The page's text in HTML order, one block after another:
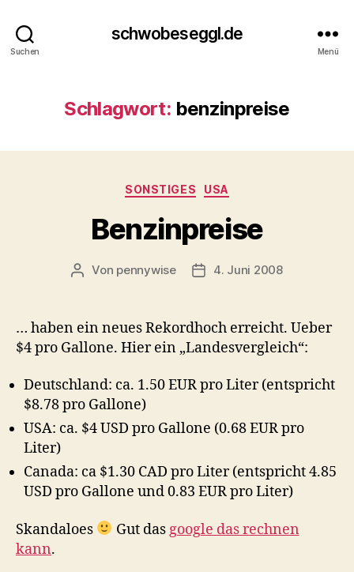
Suchen
schwobeseggl.de
Menü
Schlagwort: benzinpreise
Kategorien
SONSTIGES USA
Benzinpreise
Beitragsautor
Von pennywise Veröffentlichungsdatum
4. Juni 2008
… haben ein neues Rekordhoch erreicht. Ueber
$4 pro Gallone. Hier ein „Landesvergleich“:
Deutschland: ca. 1.50 EUR pro Liter (entspricht
$8.78 pro Gallone)
USA: ca. $4 USD pro Gallone (0.68 EUR pro
Liter)
Canada: ca $1.30 CAD pro Liter (entspricht 4.85
USD pro Gallone und 0.83 EUR pro Liter)
Skandaloes Gut das google das rechnen
kann.